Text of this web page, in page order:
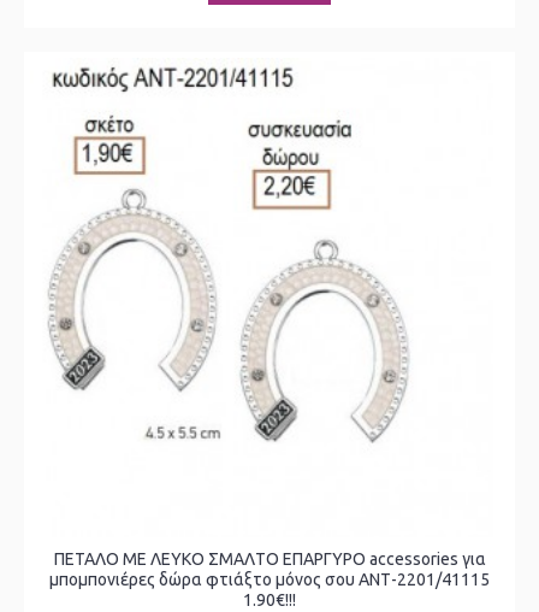
ΠΕΤΑΛΟ ΜΕ ΛΕΥΚΟ ΣΜΑΛΤΟ ΕΠΑΡΓΥΡΟ accessories για
μπομπονιέρες δώρα φτιάξτο μόνος σου ΑΝΤ-2201/41115
1.90€!!!